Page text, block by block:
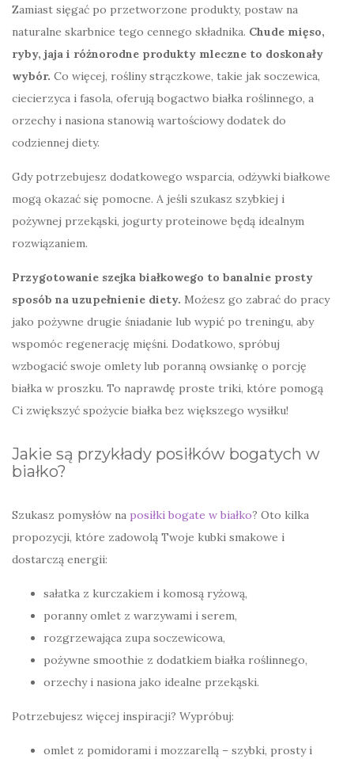
Zamiast sięgać po przetworzone produkty, postaw na
naturalne skarbnice tego cennego składnika. Chude mięso,
ryby, jaja i różnorodne produkty mleczne to doskonały
wybór. Co więcej, rośliny strączkowe, takie jak soczewica,
ciecierzyca i fasola, oferują bogactwo białka roślinnego, a
orzechy i nasiona stanowią wartościowy dodatek do
codziennej diety.
Gdy potrzebujesz dodatkowego wsparcia, odżywki białkowe
mogą okazać się pomocne. A jeśli szukasz szybkiej i
pożywnej przekąski, jogurty proteinowe będą idealnym
rozwiązaniem.
Przygotowanie szejka białkowego to banalnie prosty
sposób na uzupełnienie diety. Możesz go zabrać do pracy
jako pożywne drugie śniadanie lub wypić po treningu, aby
wspomóc regenerację mięśni. Dodatkowo, spróbuj
wzbogacić swoje omlety lub poranną owsiankę o porcję
białka w proszku. To naprawdę proste triki, które pomogą
Ci zwiększyć spożycie białka bez większego wysiłku!
Jakie są przykłady posiłków bogatych w
białko?
Szukasz pomysłów na posiłki bogate w białko? Oto kilka
propozycji, które zadowolą Twoje kubki smakowe i
dostarczą energii:
sałatka z kurczakiem i komosą ryżową,
poranny omlet z warzywami i serem,
rozgrzewająca zupa soczewicowa,
pożywne smoothie z dodatkiem białka roślinnego,
orzechy i nasiona jako idealne przekąski.
Potrzebujesz więcej inspiracji? Wypróbuj:
omlet z pomidorami i mozzarellą – szybki, prosty i